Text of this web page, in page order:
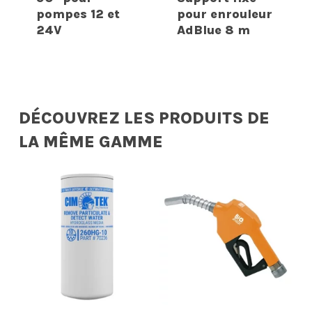
pompes 12 et
24V
pour enrouleur
AdBlue 8 m
DÉCOUVREZ LES PRODUITS DE
LA MÊME GAMME